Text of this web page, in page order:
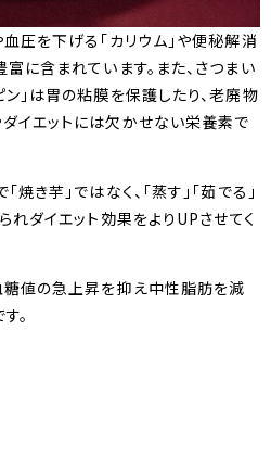
圧を下げる「カリウム」や便秘解消
に含まれています。また、さつまい
」は胃の粘膜を保護したり、老廃物
イエットには欠かせない栄養素で
き芋」ではなく、「蒸す」「茹でる」
ダイエット効果をよりUPさせてく
糖値の急上昇を抑え中性脂肪を減
。